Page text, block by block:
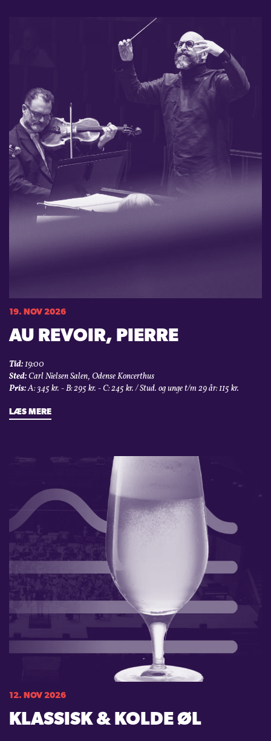
19. NOV 2026
AU REVOIR, PIERRE
Tid:19:00
Sted:Carl Nielsen Salen, Odense Koncerthus
Pris:A: 345 kr. - B: 295 kr. - C: 245 kr. / Stud. og unge t/m 29 år: 115 kr.
LÆS MERE
12. NOV 2026
KLASSISK & KOLDE ØL